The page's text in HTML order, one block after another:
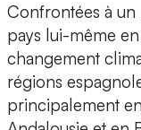
Confrontées à un
pays lui-même
changement
régions
principalement